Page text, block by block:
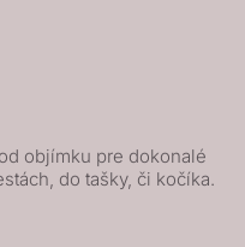
objímku pre dokonalé
do tašky, či kočíka.